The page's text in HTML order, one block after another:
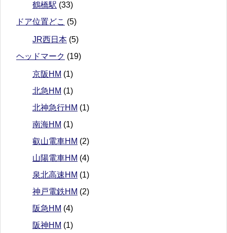
鶴橋駅 (33)
ドア位置どこ (5)
JR西日本 (5)
ヘッドマーク (19)
京阪HM (1)
北急HM (1)
北神急行HM (1)
南海HM (1)
叡山電車HM (2)
山陽電車HM (4)
泉北高速HM (1)
神戸電鉄HM (2)
阪急HM (4)
阪神HM (1)